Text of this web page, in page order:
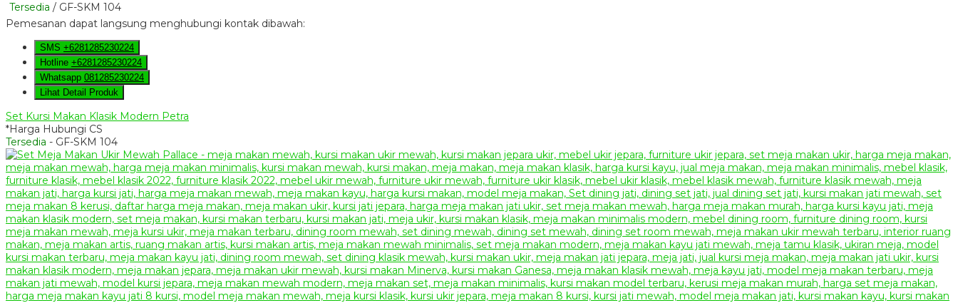
Tersedia / GF-SKM 104
Pemesanan dapat langsung menghubungi kontak dibawah:
SMS +6281285230224
Hotline +6281285230224
Whatsapp 081285230224
Lihat Detail Produk
Set Kursi Makan Klasik Modern Petra
*Harga Hubungi CS
Tersedia - GF-SKM 104